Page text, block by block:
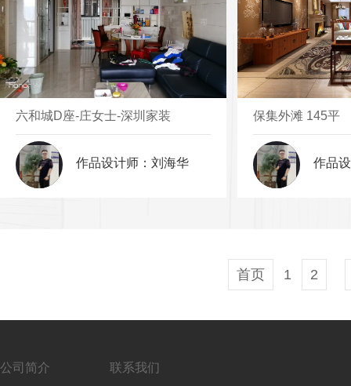
六和城D座-庄女士-深圳家装
作品设计师：刘海华
保集外滩 145平
作品
首页 1 2
公司简介 联系我们